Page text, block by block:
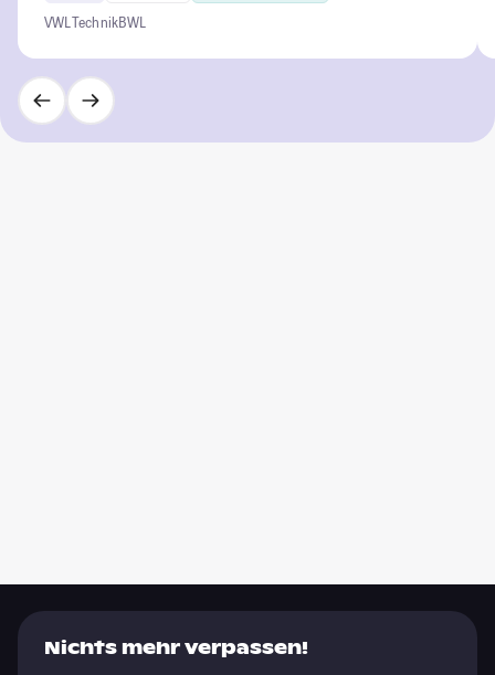
VWL TechnikBWL
Nichts mehr verpassen!